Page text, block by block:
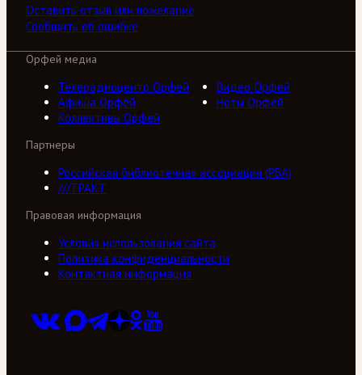
Оставить отзыв или пожелание
Сообщить об ошибке
Орфей медиа
Телерадиоцентр Орфей
Видео Орфей
Афиша Орфей
Ноты Орфей
Коллективы Орфей
Партнеры
Российская библиотечная ассоциация (РБА)
///ТРАКТ
Правовая информация
Условия использования сайта
Политика конфиденциальности
Контактная информация